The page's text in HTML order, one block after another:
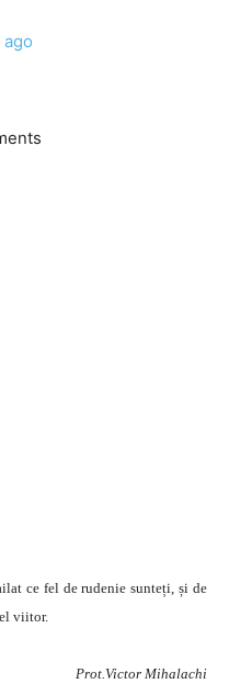
ago
ce fel de rudenie sunteți, și de
viitor.
Prot.Victor Mihalachi